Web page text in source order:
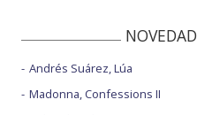
Andrés Suárez, Lúa
Madonna, Confessions II